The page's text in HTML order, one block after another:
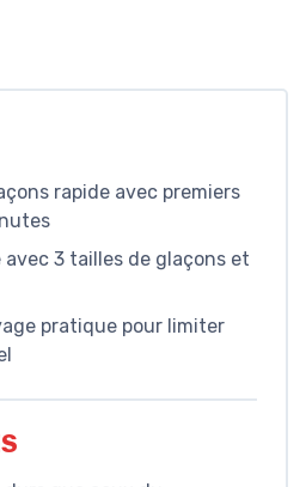
rapide avec premiers
3 tailles de glaçons et
pratique pour limiter